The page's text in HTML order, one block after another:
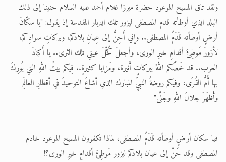
ولقد تاق المسيح الموعود حضرة ميرزا غلام أحمد عليه السلام حنينا إلى ذلك
البلد الذي أوطأته قدم المصطفى ليزور تلك الديار المقدسة إذ يقول: "يا سكّانَ
أرضٍ أوطأته قَدَمُ المصطفى.. وإني أَحِنُّ إلى عِيانِ بلادكم، وبركاتِ سوادِكم،
لأزورَ مَوطِئَ أقدامِ خيرِ الورى، وأجعلَ كُحْلَ عيني تلك الثرى.. يا أَكبادَ
العرب.. قد خَصَّكم اللهُ ببركاتٍ أَثيرة، ومَزايا كثيرةٍ.. فِيكم بيتُ اللهِ التي بُورِكَ
بها أُمُّ القُرَى، وفيكم روضةُ النبيِّ المبارك الذي أشاعَ التوحيدَ في أقطارِ العالَمِ
وأَظهَرَ جلالَ اللهِ وجَلَّى"
فيا سكان أرضٍ أوطأته قَدَمُ المصطفى، لماذا تكفرون المسيح الموعود خادم
المصطفى وقد حَنّ إلى عيان بلادكم ليزور مَوطِئَ أقدامِ خيرِ الورى؟!